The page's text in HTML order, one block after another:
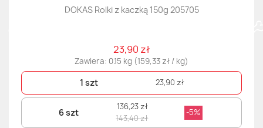
DOKAS Rolki z kaczką 150g 205705
23,90 zł
Zawiera: 0.15 kg (159,33 zł / kg)
1 szt 23,90 zł
6 szt
136,23 zł
143,40 zł
-5%